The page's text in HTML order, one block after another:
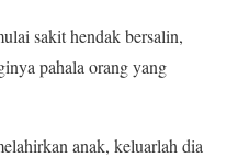
sakit hendak bersalin,
pahala orang yang
anak, keluarlah dia